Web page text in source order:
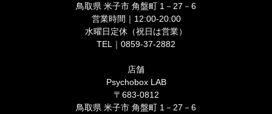
鳥取県 米子市 角盤町 1－27－6
営業時間｜12:00-20:00
水曜日定休（祝日は営業）
TEL｜0859-37-2882
店舗
Psychobox LAB
〒683-0812
鳥取県 米子市 角盤町 1－27－6